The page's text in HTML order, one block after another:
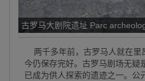
古罗马大剧院遗址 Parc
两千多年前，古罗马人就在里
今仍保存完好。古罗马剧场无疑
已成为供人探索的遗迹之一。公